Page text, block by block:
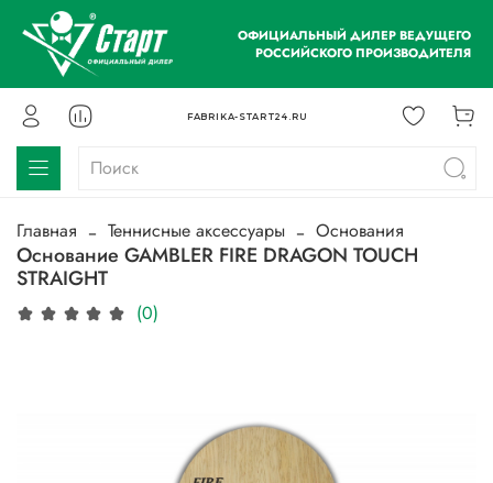
ОФИЦИАЛЬНЫЙ ДИЛЕР ВЕДУЩЕГО
РОССИЙСКОГО ПРОИЗВОДИТЕЛЯ
FABRIKA-START24.RU
Главная Теннисные аксессуары Основания
Основание GAMBLER FIRE DRAGON TOUCH
STRAIGHT
(0)